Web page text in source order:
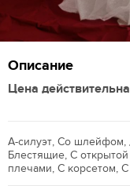
Описание
Цена
А-силуэт, Со
Блестящие, С
плечами, С корсетом,